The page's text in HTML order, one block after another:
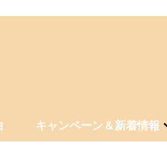
キャンペーン＆新着情報